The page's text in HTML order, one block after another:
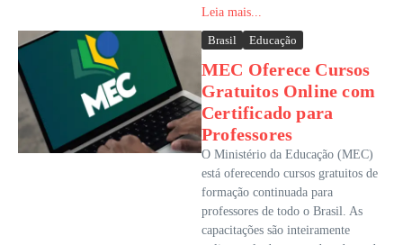
Leia mais...
Brasil Educação
MEC Oferece Cursos
Gratuitos Online com
Certificado para
Professores
O Ministério da Educação (MEC)
está oferecendo cursos gratuitos de
formação continuada para
professores de todo o Brasil. As
capacitações são inteiramente